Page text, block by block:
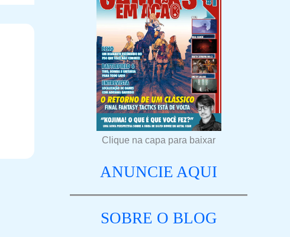
Clique na capa para baixar
ANUNCIE AQUI
SOBRE O BLOG